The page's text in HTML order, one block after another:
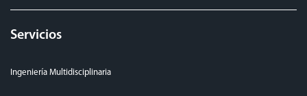
Servicios
Ingeniería Multidisciplinaria